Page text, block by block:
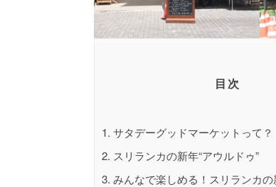
目次
1. サタデーグッドマーケットって？
2. スリランカの新年“アウルドゥ”
3. みんなで楽しめる！スリランカ